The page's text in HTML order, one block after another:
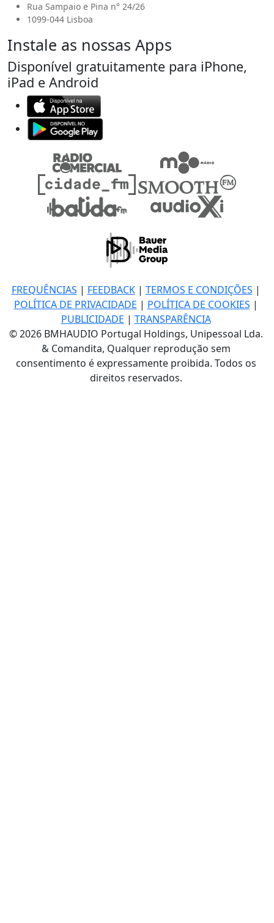
Rua Sampaio e Pina n° 24/26
1099-044 Lisboa
Instale as nossas Apps
Disponível gratuitamente para iPhone,
iPad e Android
FREQUÊNCIAS | FEEDBACK| TERMOS E CONDIÇÕES |
POLÍTICA DE PRIVACIDADE | POLÍTICA DE COOKIES |
PUBLICIDADE | TRANSPARÊNCIA
© 2026 BMHAUDIO Portugal Holdings, Unipessoal Lda.
& Comandita, Qualquer reprodução sem
consentimento é expressamente proibida. Todos os
direitos reservados.